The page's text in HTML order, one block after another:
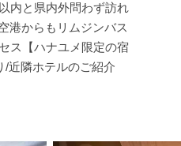
内と県内外問わず訪れ
港からもリムジンバス
ス【ハナユメ限定の宿
/近隣ホテルのご紹介